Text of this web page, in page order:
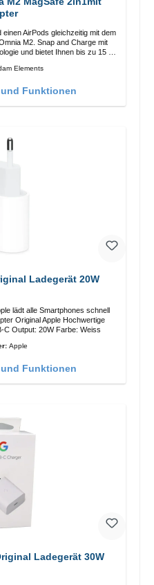
AirPods gleichzeitig mit dem
Charge mit
und bietet Ihnen bis zu 15 W
Ladewinkel eine einfache
von bis zu 15 W für schnelles
Anzeige
Elements
Funktionen
Ladegerät 20W
lädt alle Smartphones schnell
Verarbeitung Anschlüsse: USB-C Output: 20W Farbe: Weiss
Apple
Funktionen
Ladegerät 30W